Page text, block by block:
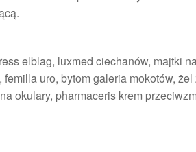
elblag, luxmed ciechanów, majtki
uro, bytom galeria mokotów,
okulary, pharmaceris krem